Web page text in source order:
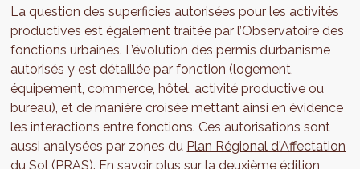
La question des superficies autorisées pour les activités
productives est également traitée par l’Observatoire des
fonctions urbaines. L’évolution des permis d’urbanisme
autorisés y est détaillée par fonction (logement,
équipement, commerce, hôtel, activité productive ou
bureau), et de manière croisée mettant ainsi en évidence
les interactions entre fonctions. Ces autorisations sont
aussi analysées par zones du Plan Régional d'Affectation
du Sol (PRAS). En savoir plus sur la deuxième édition